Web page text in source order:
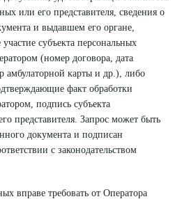
или его представителя, сведения о
и выдавшем его органе,
субъекта персональных
(номер договора, дата
амбулаторной карты и др.), либо
факт обработки
подпись субъекта
представителя. Запрос может быть
документа и подписан
с законодательством
вправе требовать от Оператора